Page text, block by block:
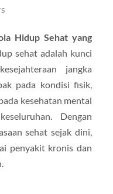
Hidup Sehat yang
sehat adalah kunci
jangka
pada kondisi fisik,
kesehatan mental
Dengan
sehat sejak dini,
penyakit kronis dan